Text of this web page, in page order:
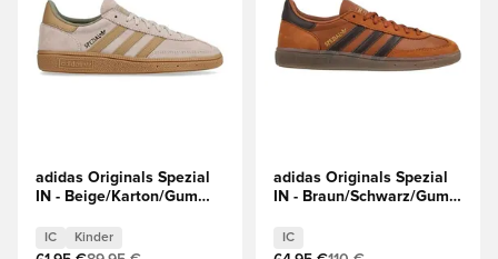
adidas Originals Spezial
IN - Beige/Karton/Gum
IC Kinder
adidas Originals Spezial
IN - Braun/Schwarz/Gum
IC